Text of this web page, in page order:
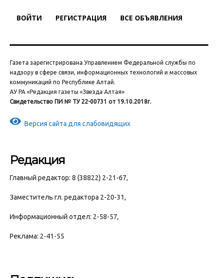
ВОЙТИ РЕГИСТРАЦИЯ ВСЕ ОБЪЯВЛЕНИЯ
Газета зарегистрирована Управлением Федеральной службы по
надзору в сфере связи, информационных технологий и массовых
коммуникаций по Республике Алтай.
АУ РА «Редакция газеты «Звезда Алтая»
Свидетельство ПИ № ТУ 22-00731 от 19.10.2018г.
Версия сайта для слабовидящих
Редакция
Главный редактор: 8 (38822) 2-21-67,
Заместитель гл. редактора 2-20-31,
Информационный отдел: 2-58-57,
Реклама: 2-41-55